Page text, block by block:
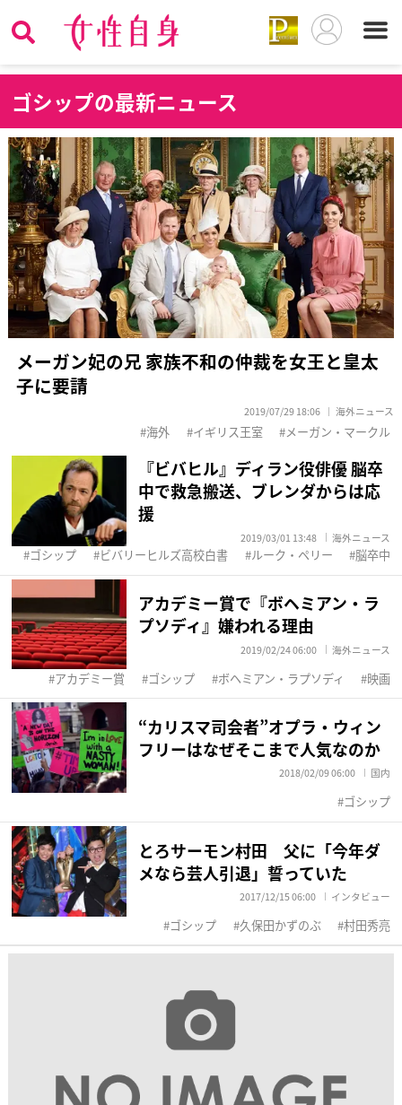
ゴシップの最新ニュース
メーガン妃の兄 家族不和の仲裁を女王と皇太
子に要請
2019/07/29 18:06 海外ニュース
海外 イギリス王室 メーガン・マークル
『ビバヒル』ディラン役俳優 脳卒
中で救急搬送、ブレンダからは応
援
2019/03/01 13:48 海外ニュース
ゴシップ ビバリーヒルズ高校白書 ルーク・ペリー 脳卒中
アカデミー賞で『ボヘミアン・ラ
プソディ』嫌われる理由
2019/02/24 06:00 海外ニュース
アカデミー賞 ゴシップ ボヘミアン・ラプソディ 映画
“カリスマ司会者”オプラ・ウィン
フリーはなぜそこまで人気なのか
2018/02/09 06:00 国内
ゴシップ
とろサーモン村田 父に「今年ダ
メなら芸人引退」誓っていた
2017/12/15 06:00 インタビュー
ゴシップ 久保田かずのぶ 村田秀亮